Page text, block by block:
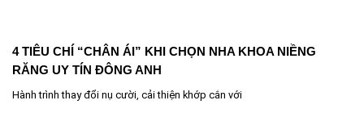
4 TIÊU CHÍ “CHÂN ÁI” KHI CHỌN NHA KHOA NIỀNG
RĂNG UY TÍN ĐÔNG ANH
Hành trình thay đổi nụ cười, cải thiện khớp cắn với